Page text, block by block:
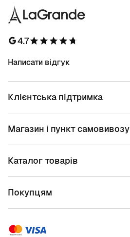
4.7
Написати відгук
Клієнтська підтримка
Магазин і пункт самовивозу
Каталог товарів
Покупцям